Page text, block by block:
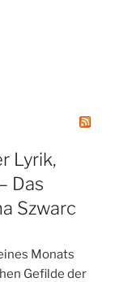
Lyrik,
Das
Szwarc
Monats
Gefilde der